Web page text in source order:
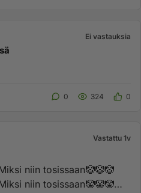
Ei vastauksia
0 324 0
Vastattu 1v
niin tosissaan🤡🤡🤡
niin tosissaan🤡🤡🤡